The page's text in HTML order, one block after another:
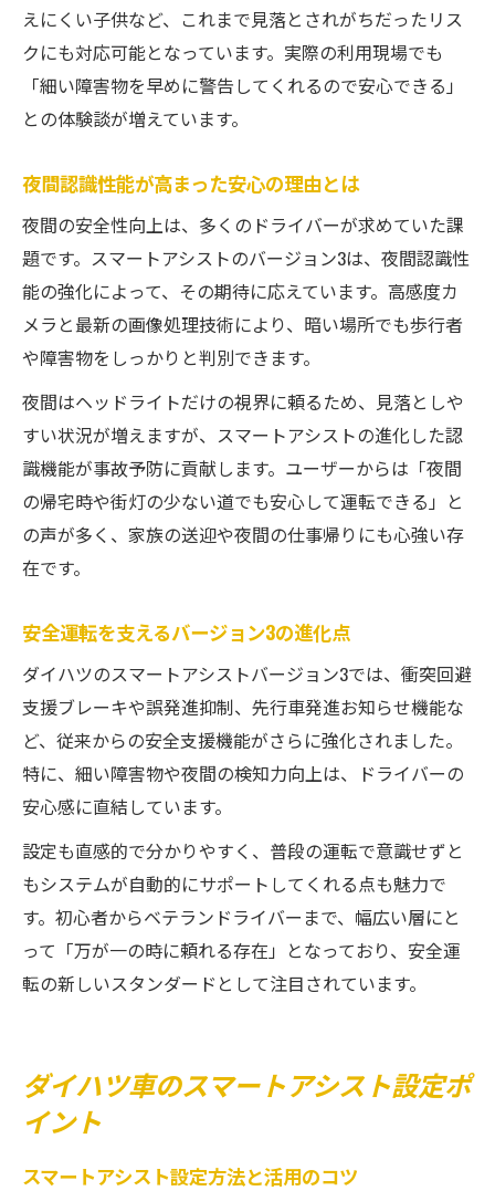
えにくい子供など、これまで見落とされがちだったリス
クにも対応可能となっています。実際の利用現場でも
「細い障害物を早めに警告してくれるので安心できる」
との体験談が増えています。
夜間認識性能が高まった安心の理由とは
夜間の安全性向上は、多くのドライバーが求めていた課
題です。スマートアシストのバージョン3は、夜間認識性
能の強化によって、その期待に応えています。高感度カ
メラと最新の画像処理技術により、暗い場所でも歩行者
や障害物をしっかりと判別できます。
夜間はヘッドライトだけの視界に頼るため、見落としや
すい状況が増えますが、スマートアシストの進化した認
識機能が事故予防に貢献します。ユーザーからは「夜間
の帰宅時や街灯の少ない道でも安心して運転できる」と
の声が多く、家族の送迎や夜間の仕事帰りにも心強い存
在です。
安全運転を支えるバージョン3の進化点
ダイハツのスマートアシストバージョン3では、衝突回避
支援ブレーキや誤発進抑制、先行車発進お知らせ機能な
ど、従来からの安全支援機能がさらに強化されました。
特に、細い障害物や夜間の検知力向上は、ドライバーの
安心感に直結しています。
設定も直感的で分かりやすく、普段の運転で意識せずと
もシステムが自動的にサポートしてくれる点も魅力で
す。初心者からベテランドライバーまで、幅広い層にと
って「万が一の時に頼れる存在」となっており、安全運
転の新しいスタンダードとして注目されています。
ダイハツ車のスマートアシスト設定ポ
イント
スマートアシスト設定方法と活用のコツ